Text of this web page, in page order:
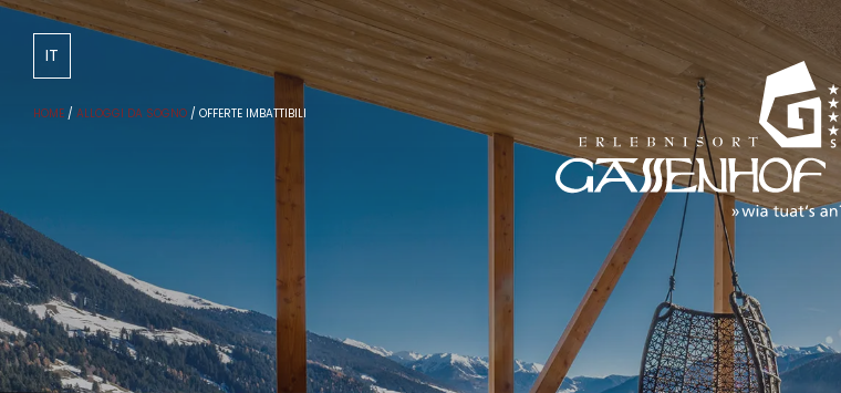
DE
IT
HOME / ALLOGGI DA SOGNO / OFFERTE IMBATTIBILI